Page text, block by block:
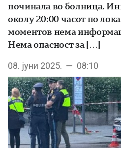
починала во болница.
околу 20:00 часот по
моментов нема
Нема опасност за […]
08. јуни 2025. — 08:10